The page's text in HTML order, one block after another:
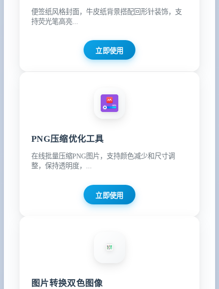
便签纸风格封面，牛皮纸背景搭配回形针装饰，支
持荧光笔高亮...
立即使用
PNG压缩优化工具
在线批量压缩PNG图片，支持颜色减少和尺寸调
整，保持透明度，...
立即使用
图片转换双色图像